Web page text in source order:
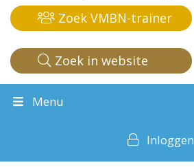
Zoek VMBN-trainer
Zoek in website
Menu
Inloggen